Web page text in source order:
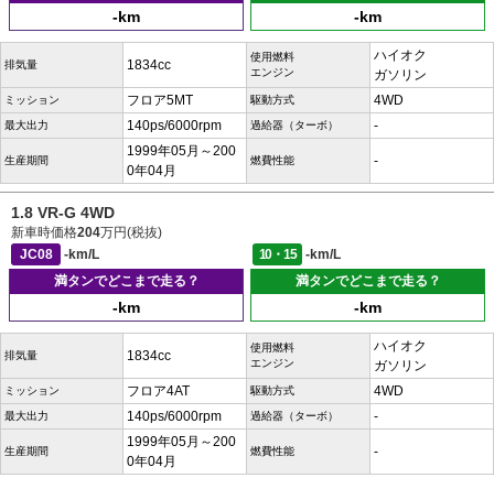
-km -km
排気量 1834cc
使用燃料
エンジン
ハイオク
ガソリン
ミッション フロア5MT 駆動方式 4WD
最大出力 140ps/6000rpm 過給器（ターボ） -
生産期間
1999年05月～200
0年04月
燃費性能 -
1.8 VR-G 4WD
新車時価格204万円(税抜)
JC08
-km/L 10・15
-km/L
満タンでどこまで走る？
-km
満タンでどこまで走る？
-km
排気量 1834cc
使用燃料
エンジン
ハイオク
ガソリン
ミッション フロア4AT 駆動方式 4WD
最大出力 140ps/6000rpm 過給器（ターボ） -
生産期間
1999年05月～200
0年04月
燃費性能 -